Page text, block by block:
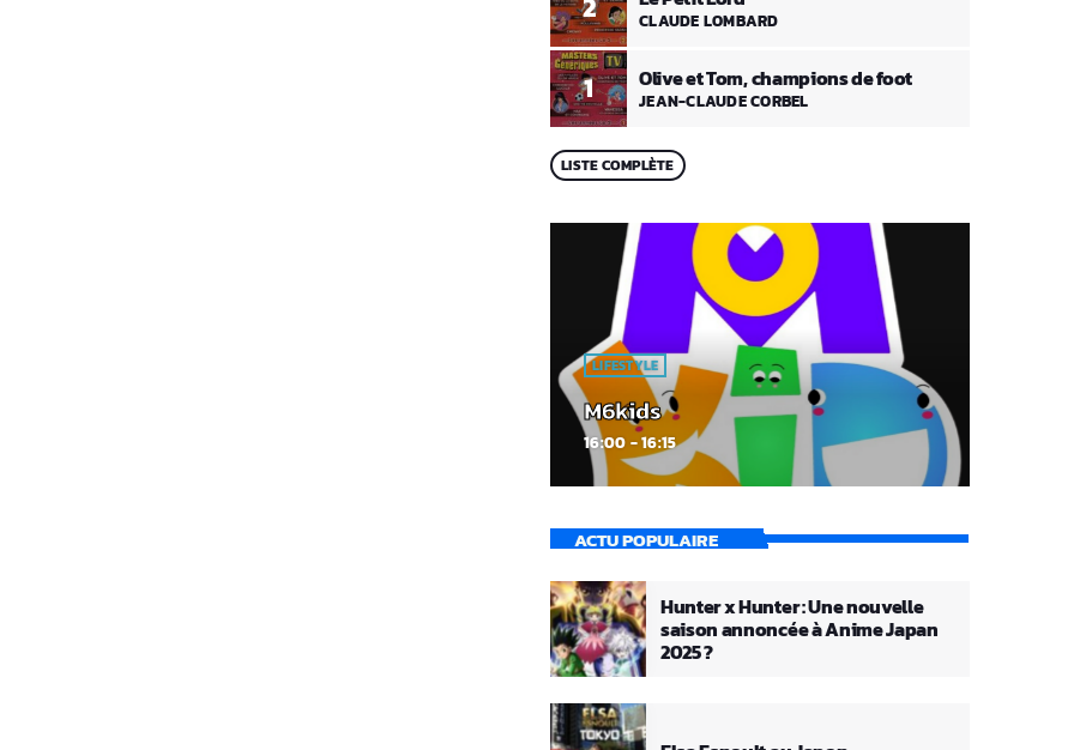
1 Olive et Tom, champions de foot
JEAN-CLAUDE CORBEL
CLAUDE LOMBARD
LISTE COMPLÈTE
LIFESTYLE
M6kids
16:00 - 16:15
ACTU POPULAIRE
Hunter x Hunter : Une nouvelle
saison annoncée à Anime Japan
2025 ?